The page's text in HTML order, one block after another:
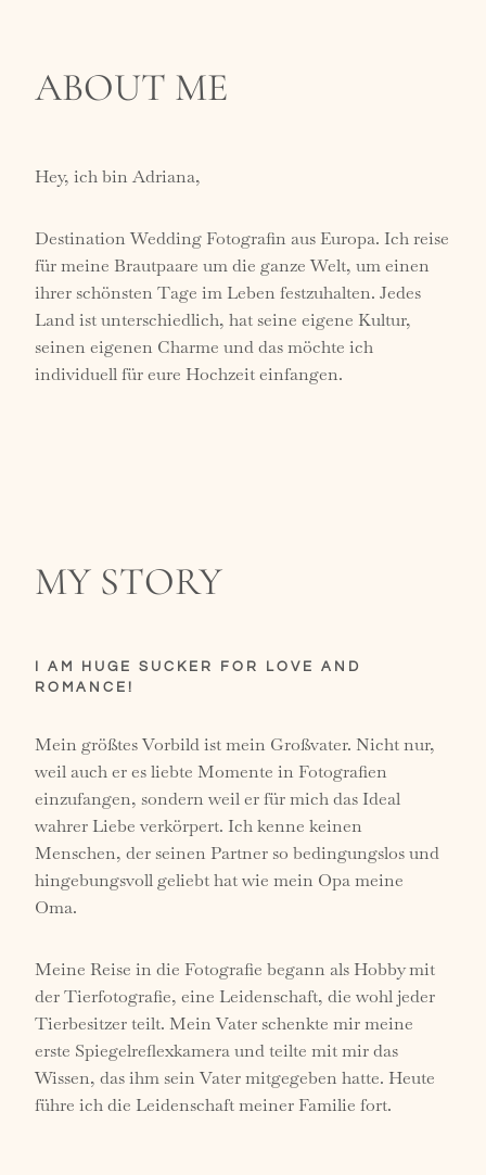
ABOUT ME
Hey, ich bin Adriana,
Destination Wedding Fotografin aus Europa. Ich reise
für meine Brautpaare um die ganze Welt, um einen
ihrer schönsten Tage im Leben festzuhalten. Jedes
Land ist unterschiedlich, hat seine eigene Kultur,
seinen eigenen Charme und das möchte ich
individuell für eure Hochzeit einfangen.
MY STORY
I AM HUGE SUCKER FOR LOVE AND
ROMANCE!
Mein größtes Vorbild ist mein Großvater. Nicht nur,
weil auch er es liebte Momente in Fotografien
einzufangen, sondern weil er für mich das Ideal
wahrer Liebe verkörpert. Ich kenne keinen
Menschen, der seinen Partner so bedingungslos und
hingebungsvoll geliebt hat wie mein Opa meine
Oma.
Meine Reise in die Fotografie begann als Hobby mit
der Tierfotografie, eine Leidenschaft, die wohl jeder
Tierbesitzer teilt. Mein Vater schenkte mir meine
erste Spiegelreflexkamera und teilte mit mir das
Wissen, das ihm sein Vater mitgegeben hatte. Heute
führe ich die Leidenschaft meiner Familie fort.